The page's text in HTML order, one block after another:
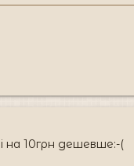
на 10грн дешевше:-(